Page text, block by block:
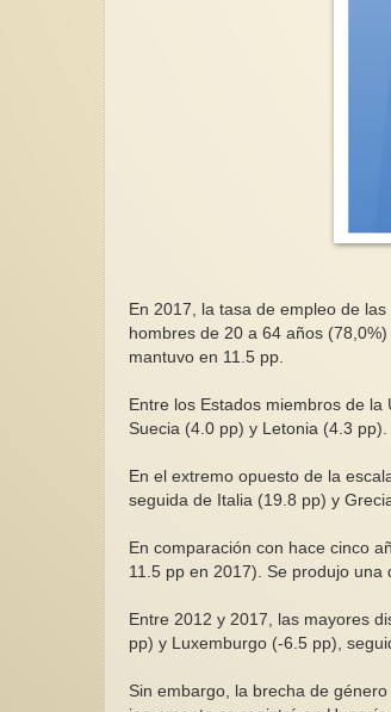
En 2017, la tasa de empleo de
hombres de 20 a 64 años
mantuvo en 11.5 pp.
Entre los Estados miembros de
Suecia (4.0 pp) y Letonia (4.3 pp).
En el extremo opuesto de la
seguida de Italia (19.8 pp) y
En comparación con hace cinco
11.5 pp en 2017). Se produjo una
Entre 2012 y 2017, las mayores
pp) y Luxemburgo (-6.5 pp),
Sin embargo, la brecha de